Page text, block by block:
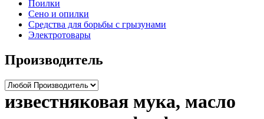
Поилки
Сено и опилки
Средства для борьбы с грызунами
Электротовары
Производитель
известняковая мука, масло